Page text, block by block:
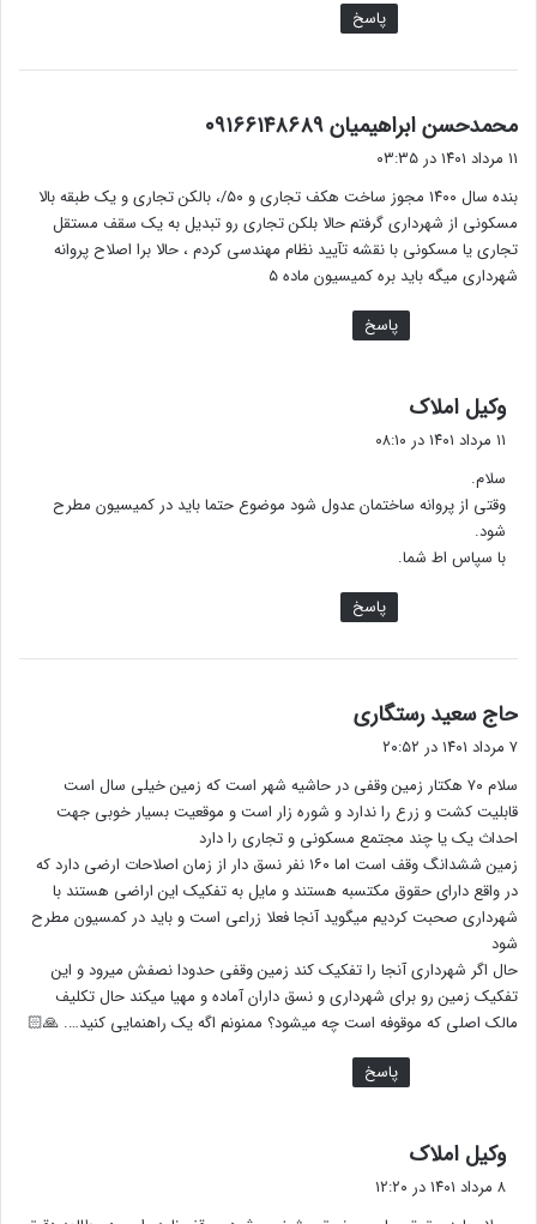
پاسخ
محمدحسن ابراهیمیان ۰۹۱۶۶۱۴۸۶۸۹
:
۱۱ مرداد ۱۴۰۱ در ۰۳:۳۵
بنده سال ۱۴۰۰ مجوز ساخت هکف تجاری و ۵۰/، بالکن تجاری و یک طبقه بالا
مسکونی از شهرداری گرفتم حالا بلکن تجاری رو تبدیل به یک سقف مستقل
تجاری یا مسکونی با نقشه تآیید نظام مهندسی کردم ، حالا برا اصلاح پروانه
شهرداری میگه باید بره کمیسیون ماده ۵
پاسخ
وکیل املاک
۱۱ مرداد ۱۴۰۱ در ۰۸:۱۰
سلام.
وقتی از پروانه ساختمان عدول شود موضوع حتما باید در کمیسیون مطرح
شود.
با سپاس اط شما.
پاسخ
حاج سعید رستگاری
۷ مرداد ۱۴۰۱ در ۲۰:۵۲
سلام ۷۰ هکتار زمین وقفی در حاشیه شهر است که زمین خیلی سال است
قابلیت کشت و زرع را ندارد و شوره زار است و موقعیت بسیار خوبی جهت
احداث یک یا چند مجتمع مسکونی و تجاری را دارد
زمین ششدانگ وقف است اما ۱۶۰ نفر نسق دار از زمان اصلاحات ارضی دارد که
در واقع دارای حقوق مکتسبه هستند و مایل به تفکیک این اراضی هستند با
شهرداری صحبت کردیم میگوید آنجا فعلا زراعی است و باید در کمسیون مطرح
شود
حال اگر شهرداری آنجا را تفکیک کند زمین وقفی حدودا نصفش میرود و این
تفکیک زمین رو برای شهرداری و نسق داران آماده و مهیا میکند حال تکلیف
مالک اصلی که موقوفه است چه میشود؟ ممنونم اگه یک راهنمایی کنید…. 🙏🏻
پاسخ
وکیل املاک
۸ مرداد ۱۴۰۱ در ۱۲:۲۰